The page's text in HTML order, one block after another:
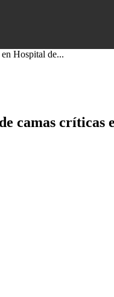
en Hospital de...
camas